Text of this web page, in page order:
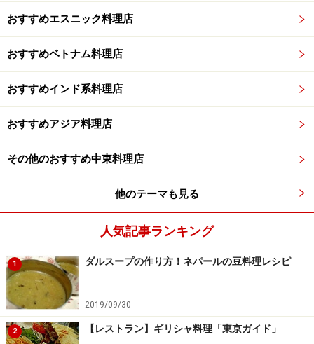
おすすめエスニック料理店
おすすめベトナム料理店
おすすめインド系料理店
おすすめアジア料理店
その他のおすすめ中東料理店
他のテーマも見る
人気記事ランキング
1 ダルスープの作り方！ネパールの豆料理レシピ
2019/09/30
2 【レストラン】ギリシャ料理「東京ガイド」